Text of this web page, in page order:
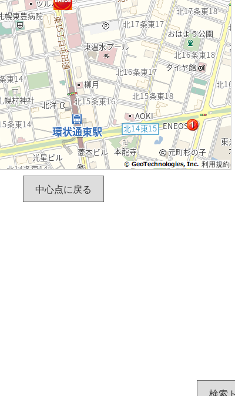
利用規約
中心点に戻る
検索